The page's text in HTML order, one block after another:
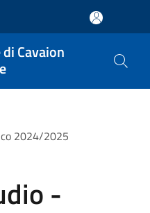
Cavaion
2024/2025
-